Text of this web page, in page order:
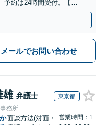
予約は24時間受付。【初
メールでお問い合わせ
雄 弁護士 東京都
務所
か面談方法(対面・
営業時間：1